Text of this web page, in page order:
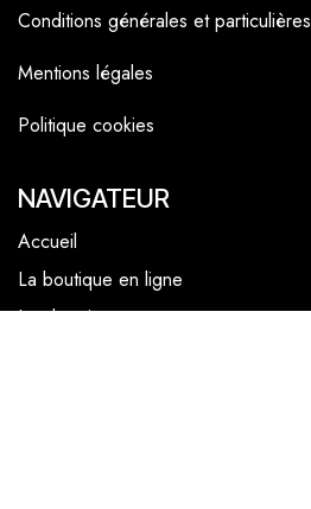
Conditions générales et particulières
Mentions légales
Politique cookies
NAVIGATEUR
Accueil
La boutique en ligne
Les boutiques